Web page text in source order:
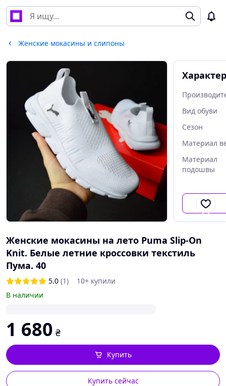
Женские мокасины и слипоны
Вид обуви
Сезон
Материал
Материал
подошвы
Женские мокасины на лето Puma Slip-On
Knit. Белые летние кроссовки текстиль
Пума. 40
5.0 (1)
10+ купили
В наличии
1 680 ₴
Купить сейчас
Купить